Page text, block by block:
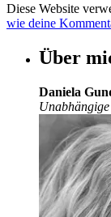
Diese Website
wie deine
Über
Daniela